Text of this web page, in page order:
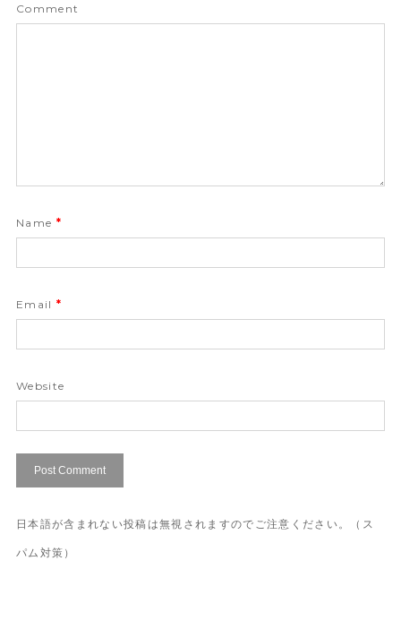
Comment
Name *
Email *
Website
日本語が含まれない投稿は無視されますのでご注意ください。（ス
パム対策）